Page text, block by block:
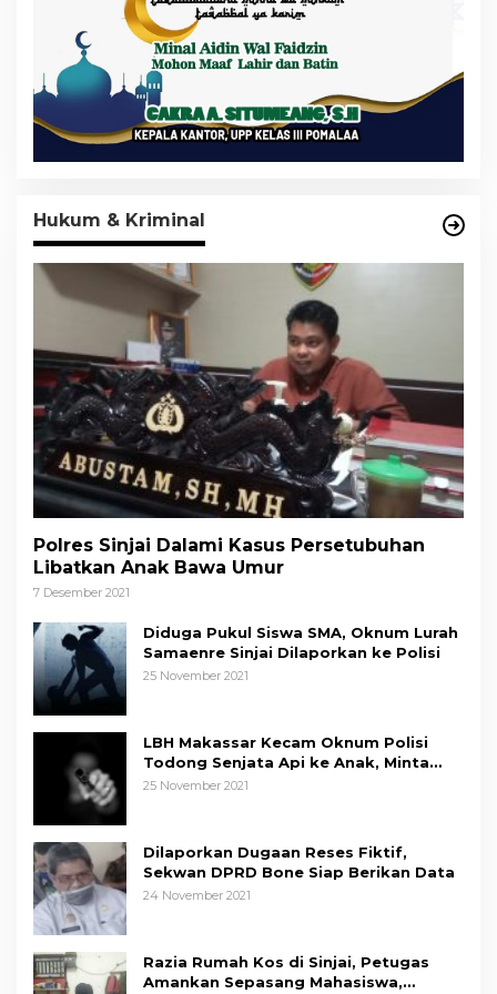
Hukum & Kriminal
Polres Sinjai Dalami Kasus Persetubuhan
Libatkan Anak Bawa Umur
7 Desember 2021
Diduga Pukul Siswa SMA, Oknum Lurah
Samaenre Sinjai Dilaporkan ke Polisi
25 November 2021
LBH Makassar Kecam Oknum Polisi
Todong Senjata Api ke Anak, Minta
Kapolda Sulsel Tindak Tegas
25 November 2021
Dilaporkan Dugaan Reses Fiktif,
Sekwan DPRD Bone Siap Berikan Data
24 November 2021
Razia Rumah Kos di Sinjai, Petugas
Amankan Sepasang Mahasiswa,